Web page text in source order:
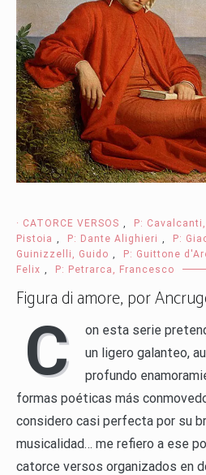
· CATORCE VERSOS , P:
Pistoia , P: Dante Alighieri , P:
Guinizzelli, Guido , P: Guittone
Felix , P: Petrarca, Francesco
Figura di amore, por
C
on esta serie
un ligero galanteo,
profundo
formas poéticas más
considero casi perfecta por su
musicalidad… me refiero a ese
catorce versos organizados en